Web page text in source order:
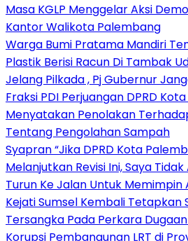
Masa KGLP Menggelar Aksi
Kantor Walikota Palembang
Warga Bumi Pratama Mandiri
Plastik Berisi Racun Di Tambak
Jelang Pilkada , Pj Gubernur
Fraksi PDI Perjuangan DPRD
Menyatakan Penolakan
Tentang Pengolahan Sampah
Syapran “Jika DPRD Kota
Melanjutkan Revisi Ini, Saya
Turun Ke Jalan Untuk Memimpin
Kejati Sumsel Kembali Tetapkan
Tersangka Pada Perkara
Korupsi Pembangunan LRT di